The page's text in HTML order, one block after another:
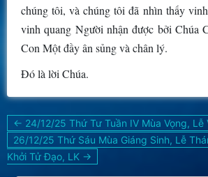
chúng tôi, và chúng tôi đã nhìn thấy
vinh quang Người nhận được bởi Chúa
Con Một đầy ân sủng và chân lý.
Ðó là lời Chúa.
Điều
hướng
bài
viết
← 24/12/25 Thứ Tư Tuần IV Mùa Vọng, Lễ
26/12/25 Thứ Sáu Mùa Giáng Sinh, Lễ
Khởi Tử Đạo, LK →